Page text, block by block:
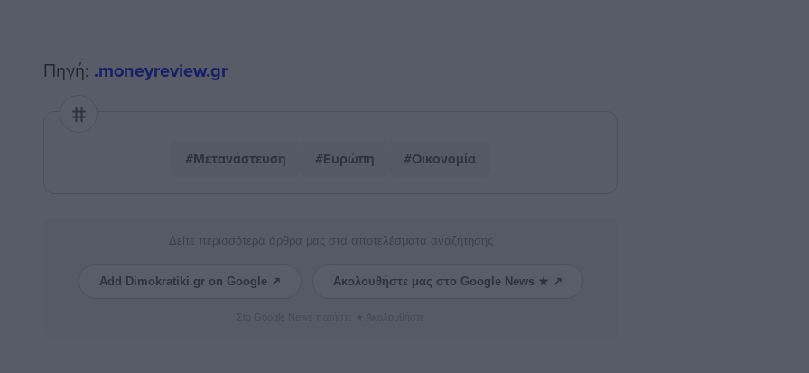
Πηγή: .moneyreview.gr
#Μετανάστευση #Ευρώπη #Οικονομία
Δείτε περισσότερα άρθρα μας στα αποτελέσματα αναζήτησης
Add Dimokratiki.gr on Google ↗ Ακολουθήστε μας στο Google News ★ ↗